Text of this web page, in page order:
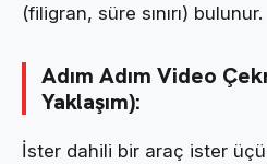
(filigran, süre sınırı) bulunur.
Adım Adım Video
Yaklaşım):
İster dahili bir araç ister